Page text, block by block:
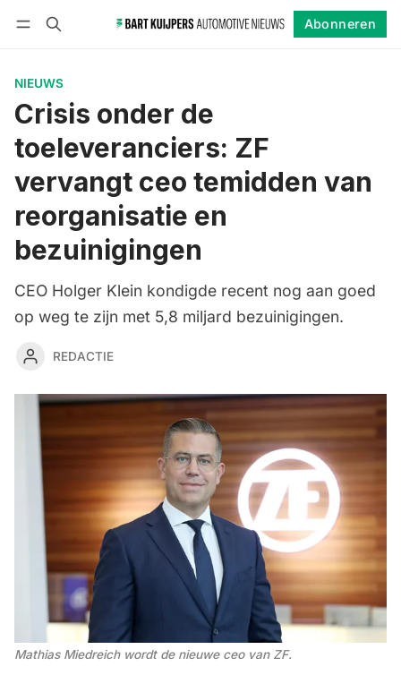
Abonneren
NIEUWS
Crisis onder de
toeleveranciers: ZF
vervangt ceo temidden van
reorganisatie en
bezuinigingen
CEO Holger Klein kondigde recent nog aan goed
op weg te zijn met 5,8 miljard bezuinigingen.
REDACTIE
Mathias Miedreich wordt de nieuwe ceo van ZF.